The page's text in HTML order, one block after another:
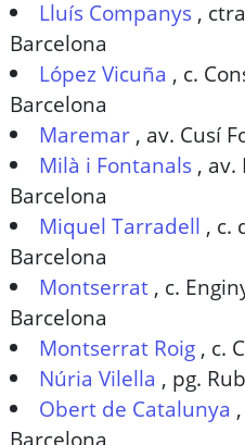
Lluís Companys ,
Barcelona
López Vicuña , c.
Barcelona
Maremar , av. Cusí
Milà i Fontanals , av.
Barcelona
Miquel Tarradell , c.
Barcelona
Montserrat , c.
Barcelona
Montserrat Roig , c.
Núria Vilella , pg.
Obert de Catalunya ,
Barcelona